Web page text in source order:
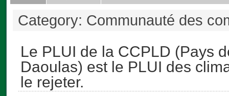
Category: Communauté des
Le PLUI de la CCPLD (Pays
Daoulas) est le PLUI des
le rejeter.